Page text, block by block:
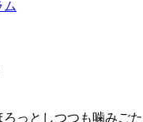
ム
っとしつつも噛みごた